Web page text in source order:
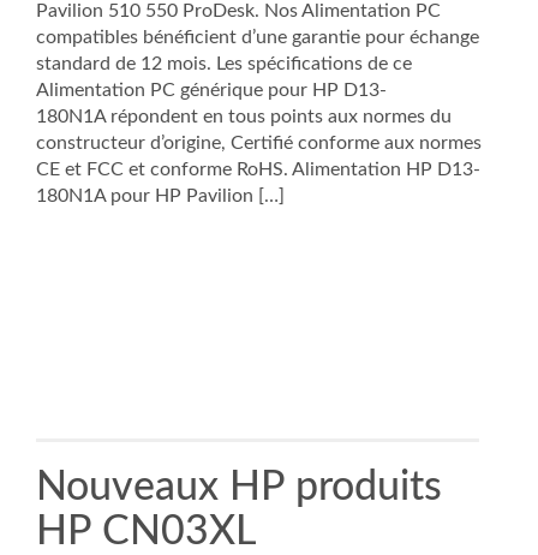
Pavilion 510 550 ProDesk. Nos Alimentation PC
compatibles bénéficient d’une garantie pour échange
standard de 12 mois. Les spécifications de ce
Alimentation PC générique pour HP D13-
180N1A répondent en tous points aux normes du
constructeur d’origine, Certifié conforme aux normes
CE et FCC et conforme RoHS. Alimentation HP D13-
180N1A pour HP Pavilion […]
Nouveaux HP produits
HP CN03XL